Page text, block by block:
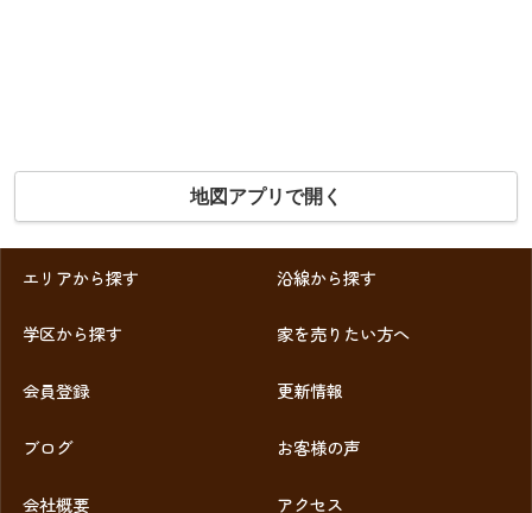
地図アプリで開く
エリアから探す 沿線から探す
学区から探す 家を売りたい方へ
会員登録 更新情報
ブログ お客様の声
会社概要 アクセス